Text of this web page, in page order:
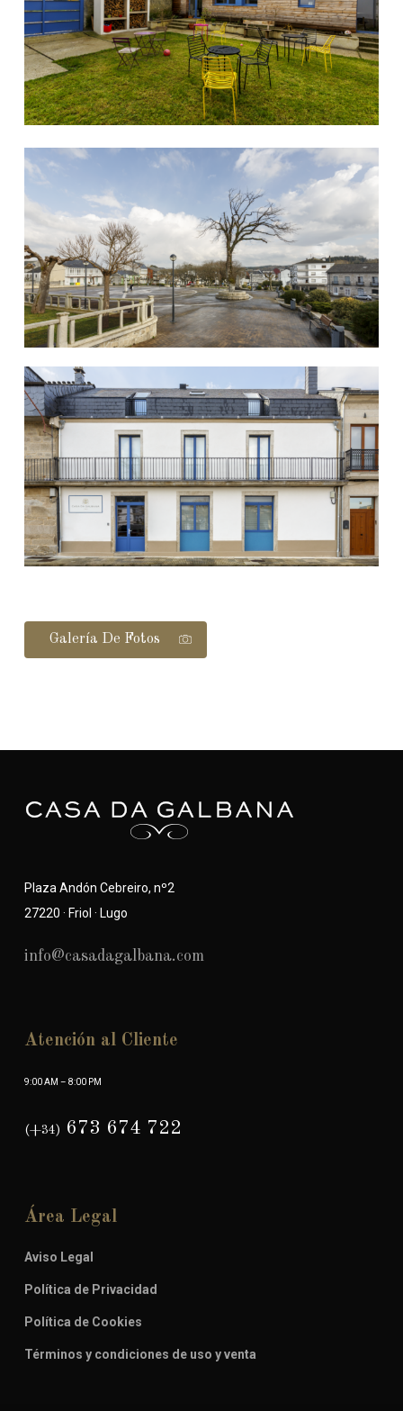
Galería De Fotos
Plaza Andón Cebreiro, nº2
27220 · Friol · Lugo
info@casadagalbana.com
Atención al Cliente
9:00 AM – 8:00 PM
(+34) 673 674 722
Área Legal
Aviso Legal
Política de Privacidad
Política de Cookies
Términos y condiciones de uso y venta